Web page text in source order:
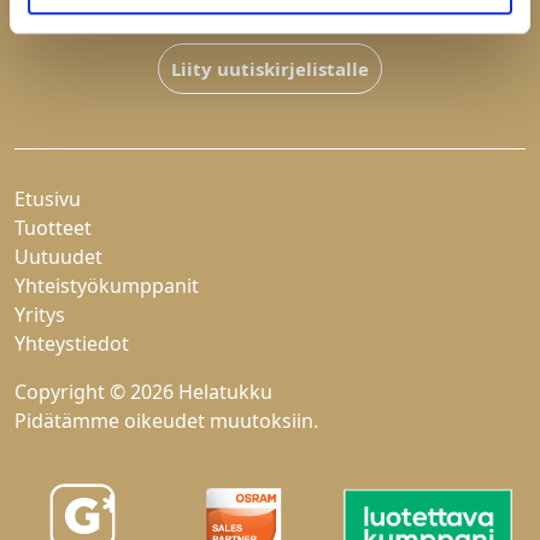
Liity uutiskirjelistalle
Etusivu
Tuotteet
Uutuudet
Yhteistyökumppanit
Yritys
Yhteystiedot
Copyright © 2026 Helatukku
Pidätämme oikeudet muutoksiin.